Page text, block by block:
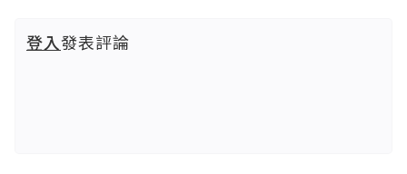
登入發表評論